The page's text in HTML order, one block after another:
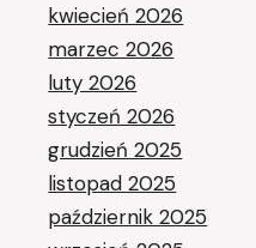
kwiecień 2026
marzec 2026
luty 2026
styczeń 2026
grudzień 2025
listopad 2025
październik 2025